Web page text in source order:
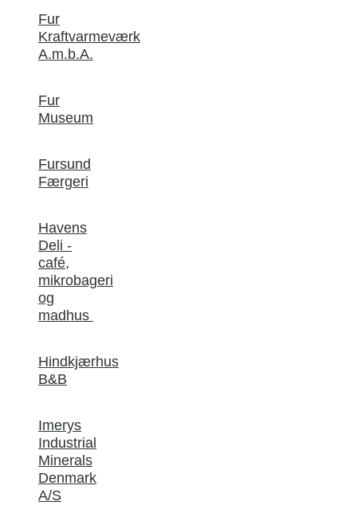
Fur
Kraftvarmeværk
A.m.b.A.
Fur
Museum
Fursund
Færgeri
Havens
Deli -
café,
mikrobageri
og
madhus
Hindkjærhus
B&B
Imerys
Industrial
Minerals
Denmark
A/S